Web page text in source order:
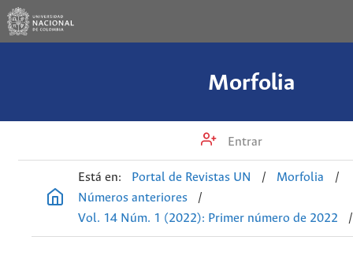
Morfolia
Entrar
Está en: Portal de Revistas UN / Morfolia
/
Números anteriores
/
Vol. 14 Núm. 1 (2022): Primer número de 2022
/